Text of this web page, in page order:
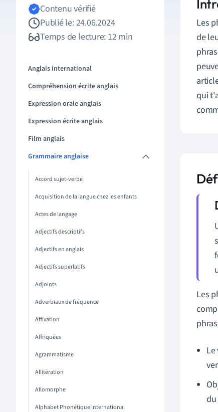
Contenu vérifié
Publié le: 24.06.2024
Temps de lecture: 12 min
Anglais international
Compréhension écrite anglais
Expression orale anglais
Expression écrite anglais
Film anglais
Grammaire anglaise
Accord sujet-verbe
Acquisition de la langue chez les enfants
Actes de langage
Adjectifs descriptifs
Adjectifs en anglais
Adjectifs superlatifs
Adjoints
Adverbiaux de fréquence
Affixation
Affriquées
Agrammatisme
Allitération
Allomorphe
Alphabet Phonétique International
Les
de
qui
Les
du